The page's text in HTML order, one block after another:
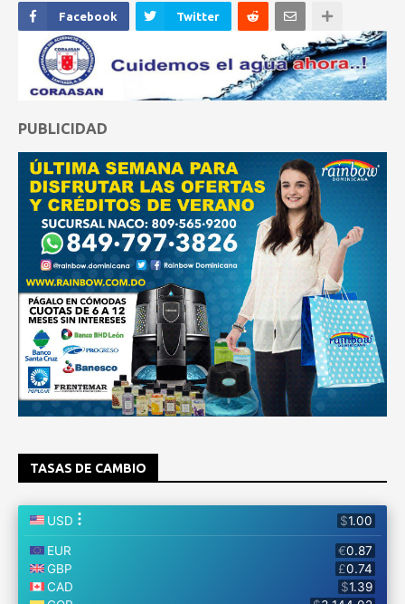
Facebook Twitter
PUBLICIDAD
TASAS DE CAMBIO